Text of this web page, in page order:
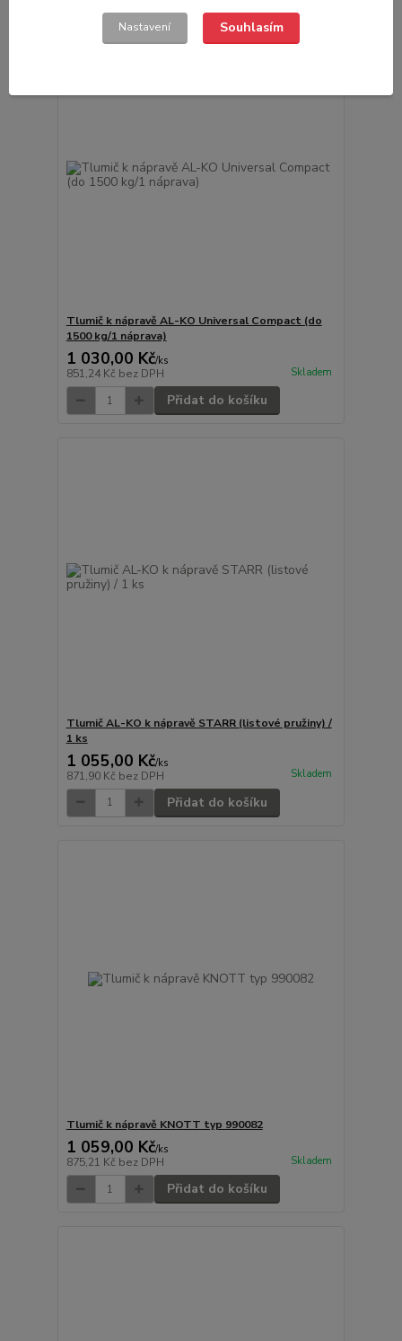
Tlumič k nápravě AL-KO Universal Compact (do
1500 kg/1 náprava)
1 030,00 Kč/ks
851,24 Kč bez DPH Skladem
Přidat do košíku
Tlumič AL-KO k nápravě STARR (listové pružiny) /
1 ks
1 055,00 Kč/ks
871,90 Kč bez DPH Skladem
Přidat do košíku
Tlumič k nápravě KNOTT typ 990082
1 059,00 Kč/ks
875,21 Kč bez DPH Skladem
Přidat do košíku
Nastavení Souhlasím